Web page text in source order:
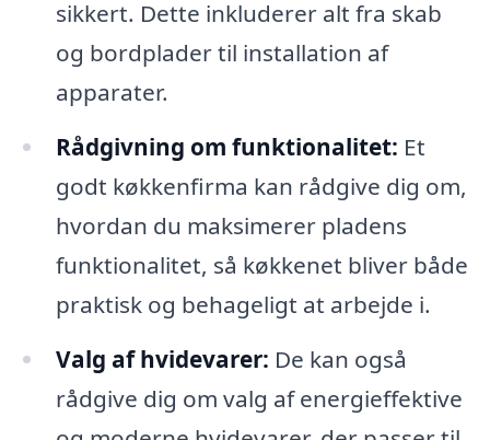
sikkert. Dette inkluderer alt fra skab
og bordplader til installation af
apparater.
Rådgivning om funktionalitet: Et
godt køkkenfirma kan rådgive dig om,
hvordan du maksimerer pladens
funktionalitet, så køkkenet bliver både
praktisk og behageligt at arbejde i.
Valg af hvidevarer: De kan også
rådgive dig om valg af energieffektive